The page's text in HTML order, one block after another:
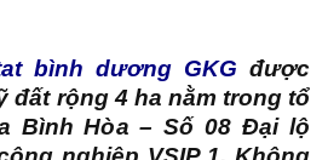
bình dương GKG được
đất rộng 4 ha nằm trong tổ
Bình Hòa – Số 08 Đại lộ